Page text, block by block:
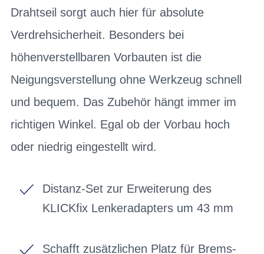
Drahtseil sorgt auch hier für absolute
Verdrehsicherheit. Besonders bei
höhenverstellbaren Vorbauten ist die
Neigungsverstellung ohne Werkzeug schnell
und bequem. Das Zubehör hängt immer im
richtigen Winkel. Egal ob der Vorbau hoch
oder niedrig eingestellt wird.
Distanz-Set zur Erweiterung des
KLICKfix Lenkeradapters um 43 mm
Schafft zusätzlichen Platz für Brems-